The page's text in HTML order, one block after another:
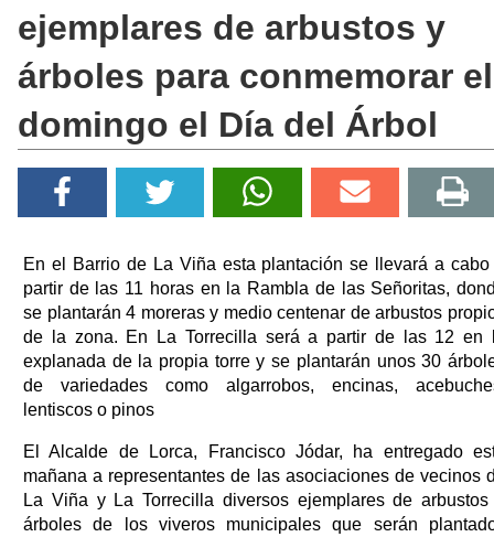
ejemplares de arbustos y
árboles para conmemorar el
domingo el Día del Árbol
En el Barrio de La Viña esta plantación se llevará a cabo
partir de las 11 horas en la Rambla de las Señoritas,
se plantarán 4 moreras y medio centenar de arbustos
de la zona. En La Torrecilla será a partir de las 12 en
explanada de la propia torre y se plantarán unos 30
de variedades como algarrobos, encinas,
lentiscos o pinos
El Alcalde de Lorca, Francisco Jódar, ha entregado
mañana a representantes de las asociaciones de vecinos
La Viña y La Torrecilla diversos ejemplares de
árboles de los viveros municipales que serán